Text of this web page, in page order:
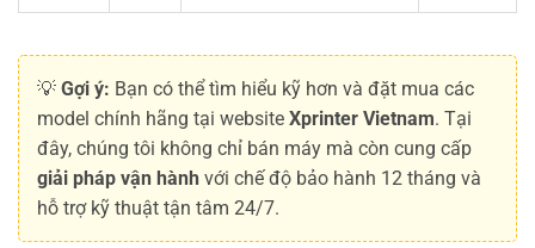
💡 Gợi ý: Bạn có thể tìm hiểu kỹ hơn và đặt mua các
model chính hãng tại website Xprinter Vietnam. Tại
đây, chúng tôi không chỉ bán máy mà còn cung cấp
giải pháp vận hành với chế độ bảo hành 12 tháng và
hỗ trợ kỹ thuật tận tâm 24/7.